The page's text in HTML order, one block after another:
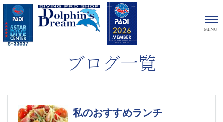
ブログ一覧
私のおすすめランチ